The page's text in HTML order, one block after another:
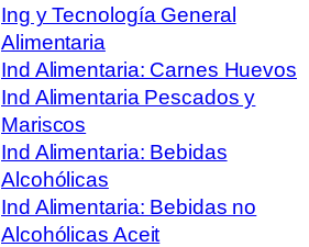
Ing y Tecnología General
Alimentaria
Ind Alimentaria: Carnes Huevos
Ind Alimentaria Pescados y
Mariscos
Ind Alimentaria: Bebidas
Alcohólicas
Ind Alimentaria: Bebidas no
Alcohólicas Aceit